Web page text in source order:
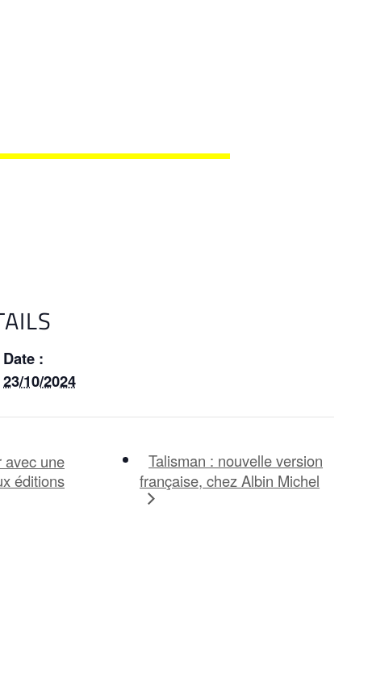
Date :
23/10/2024
avec une
éditions
Talisman : nouvelle version
française, chez Albin Michel